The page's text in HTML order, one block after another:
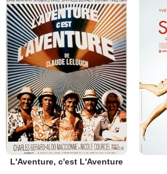
L'Aventure, c'est L'Aventure